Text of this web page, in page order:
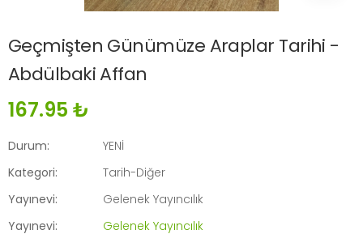
Geçmişten Günümüze Araplar Tarihi -
Abdülbaki Affan
167.95 ₺
Durum:
YENİ
Kategori:
Tarih-Diğer
Yayınevi:
Gelenek Yayıncılık
Yayınevi:
Gelenek Yayıncılık